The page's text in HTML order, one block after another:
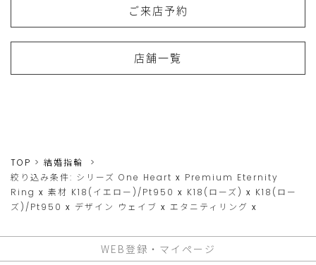
ご来店予約
店舗一覧
TOP
結婚指輪
絞り込み条件: シリーズ One Heart x Premium Eternity
Ring x 素材 K18(イエロー)/Pt950 x K18(ローズ) x K18(ロー
ズ)/Pt950 x デザイン ウェイブ x エタニティリング x
WEB登録・マイページ